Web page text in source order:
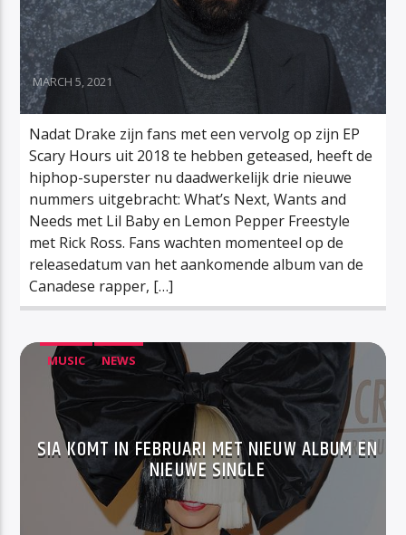
MARCH 5, 2021
Nadat Drake zijn fans met een vervolg op zijn EP
Scary Hours uit 2018 te hebben geteased, heeft de
hiphop-superster nu daadwerkelijk drie nieuwe
nummers uitgebracht: What’s Next, Wants and
Needs met Lil Baby en Lemon Pepper Freestyle
met Rick Ross. Fans wachten momenteel op de
releasedatum van het aankomende album van de
Canadese rapper, […]
MUSIC NEWS
SIA KOMT IN FEBRUARI MET NIEUW ALBUM EN
NIEUWE SINGLE